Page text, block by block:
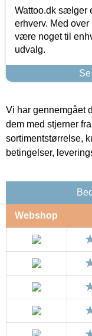
Wattoo.dk sælger
erhverv. Med
være noget til
udvalg.
Vi har gennemgået
dem med stjerner
sortimentstørrelse,
betingelser,
Webshop